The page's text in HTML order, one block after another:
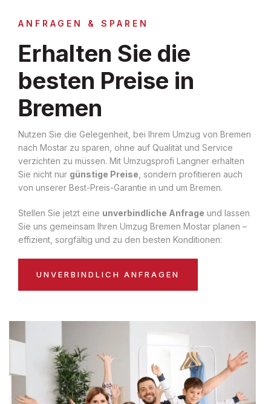
ANFRAGEN & SPAREN
Erhalten Sie die
besten Preise in
Bremen
Nutzen Sie die Gelegenheit, bei Ihrem Umzug von Bremen
nach Mostar zu sparen, ohne auf Qualität und Service
verzichten zu müssen. Mit Umzugsprofi Langner erhalten
Sie nicht nur günstige Preise , sondern profitieren auch
von unserer Best-Preis-Garantie in und um Bremen.
Stellen Sie jetzt eine unverbindliche Anfrage und lassen
Sie uns gemeinsam Ihren Umzug Bremen Mostar planen –
effizient, sorgfältig und zu den besten Konditionen:
UNVERBINDLICH ANFRAGEN